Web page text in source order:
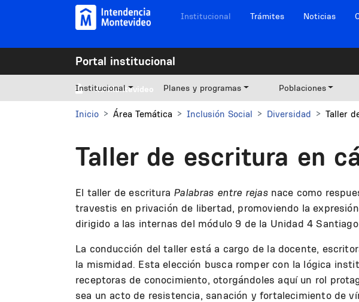
Pasar al contenido principal Navegación sitios
Institucional Trámites Noticias
Portal institucional
Mi Montevideo
Institucional Planes y programas Poblaciones
Inicio Área Temática Inclusión Social Diversidad Taller
Taller de escritura en
El taller de escritura Palabras entre rejasnace como
travestis en privación de libertad, promoviendo la
dirigido a las internas del módulo 9 de la Unidad 4 Santiago
La conducción del taller está a cargo de la docente,
la mismidad. Esta elección busca romper con la lógica
receptoras de conocimiento, otorgándoles aquí un rol
sea un acto de resistencia, sanación y fortalecimiento de